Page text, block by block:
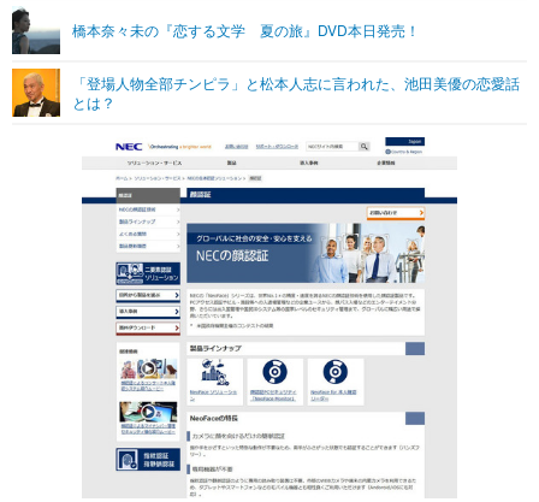
グラビア ブログ
ショッピング その他
橋本奈々未の『恋する文学 夏の旅』DVD本日発売！
「登場人物全部チンピラ」と松本人志に言われた、池田美優の恋愛話
とは？